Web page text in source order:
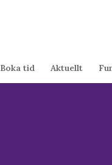
Boka tid Aktuellt